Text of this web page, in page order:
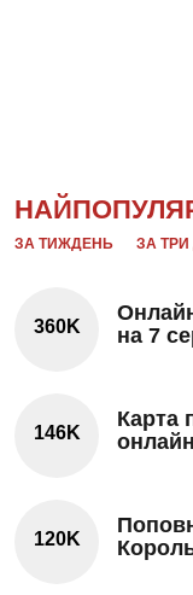
ЗА ТИЖДЕНЬ ЗА ТРИ
360K
на 7
146K
Карта
120K